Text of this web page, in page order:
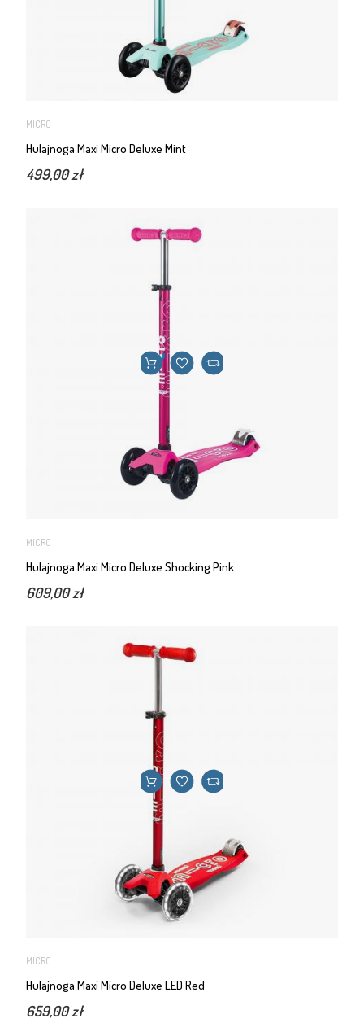
MICRO
Hulajnoga Maxi Micro Deluxe Mint
499,00 zł
MICRO
Hulajnoga Maxi Micro Deluxe Shocking Pink
609,00 zł
MICRO
Hulajnoga Maxi Micro Deluxe LED Red
659,00 zł